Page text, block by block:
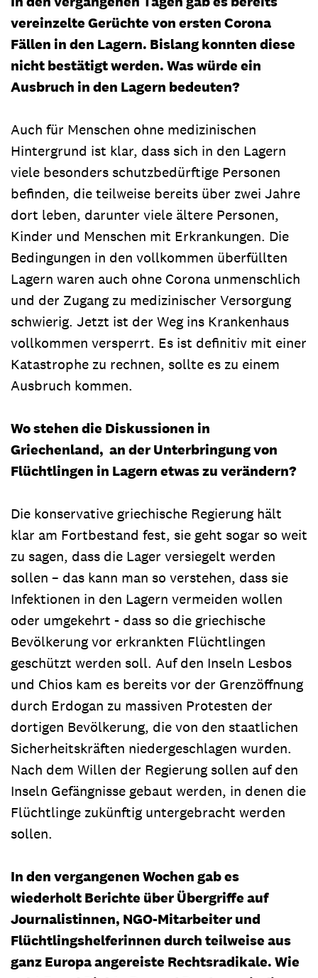
vereinzelte Gerüchte von ersten Corona
Fällen in den Lagern. Bislang konnten diese
nicht bestätigt werden. Was würde ein
Ausbruch in den Lagern bedeuten?
Auch für Menschen ohne medizinischen
Hintergrund ist klar, dass sich in den Lagern
viele besonders schutzbedürftige Personen
befinden, die teilweise bereits über zwei Jahre
dort leben, darunter viele ältere Personen,
Kinder und Menschen mit Erkrankungen. Die
Bedingungen in den vollkommen überfüllten
Lagern waren auch ohne Corona unmenschlich
und der Zugang zu medizinischer Versorgung
schwierig. Jetzt ist der Weg ins Krankenhaus
vollkommen versperrt. Es ist definitiv mit einer
Katastrophe zu rechnen, sollte es zu einem
Ausbruch kommen.
Wo stehen die Diskussionen in
Griechenland, an der Unterbringung von
Flüchtlingen in Lagern etwas zu verändern?
Die konservative griechische Regierung hält
klar am Fortbestand fest, sie geht sogar so weit
zu sagen, dass die Lager versiegelt werden
sollen – das kann man so verstehen, dass sie
Infektionen in den Lagern vermeiden wollen
oder umgekehrt - dass so die griechische
Bevölkerung vor erkrankten Flüchtlingen
geschützt werden soll. Auf den Inseln Lesbos
und Chios kam es bereits vor der Grenzöffnung
durch Erdogan zu massiven Protesten der
dortigen Bevölkerung, die von den staatlichen
Sicherheitskräften niedergeschlagen wurden.
Nach dem Willen der Regierung sollen auf den
Inseln Gefängnisse gebaut werden, in denen die
Flüchtlinge zukünftig untergebracht werden
sollen.
In den vergangenen Wochen gab es
wiederholt Berichte über Übergriffe auf
Journalistinnen, NGO-Mitarbeiter und
Flüchtlingshelferinnen durch teilweise aus
ganz Europa angereiste Rechtsradikale. Wie